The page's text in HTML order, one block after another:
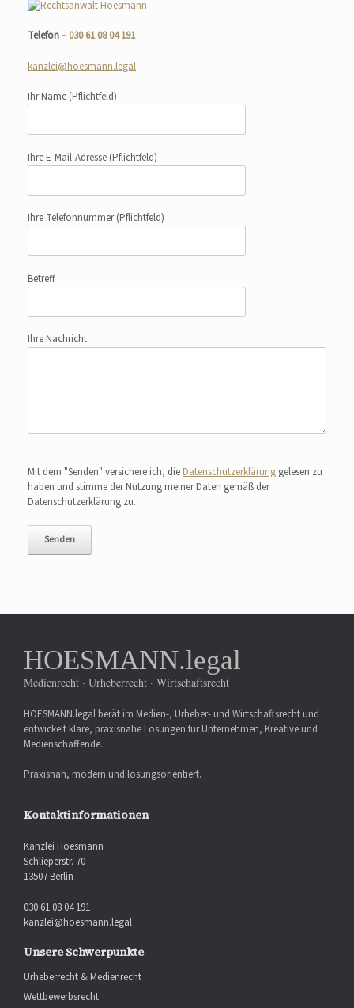
Telefon –030 61 08 04 191
kanzlei@hoesmann.legal
Ihr Name (Pflichtfeld)
Ihre E-Mail-Adresse (Pflichtfeld)
Ihre Telefonnummer(Pflichtfeld)
Betreff
Ihre Nachricht
Mit dem "Senden" versichere ich, die Datenschutzerklärung gelesen zu
haben und stimme der Nutzung meiner Daten gemäß der
Datenschutzerklärung zu.
HOESMANN.legal
Medienrecht · Urheberrecht · Wirtschaftsrecht
HOESMANN.legal berät im Medien-, Urheber- und Wirtschaftsrecht und
entwickelt klare, praxisnahe Lösungen für Unternehmen, Kreative und
Medienschaffende.
Praxisnah, modern und lösungsorientiert.
Kontaktinformationen
Kanzlei Hoesmann
Schlieperstr. 70
13507 Berlin
030 61 08 04 191
kanzlei@hoesmann.legal
Unsere Schwerpunkte
Urheberrecht & Medienrecht
Wettbewerbsrecht